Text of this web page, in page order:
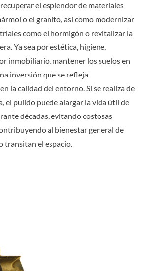
el esplendor de materiales
o el granito, así como modernizar
como el hormigón o revitalizar la
Ya sea por estética, higiene,
inmobiliario, mantener los suelos en
inversión que se refleja
la calidad del entorno. Si se realiza de
el pulido puede alargar la vida útil de
décadas, evitando costosas
al bienestar general de
transitan el espacio.